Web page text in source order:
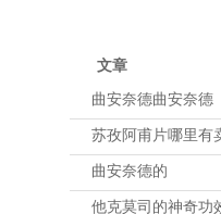
文章
曲安奈德曲安奈德
苏孜阿甫片哪里有
曲安奈德的
他克莫司的神奇功